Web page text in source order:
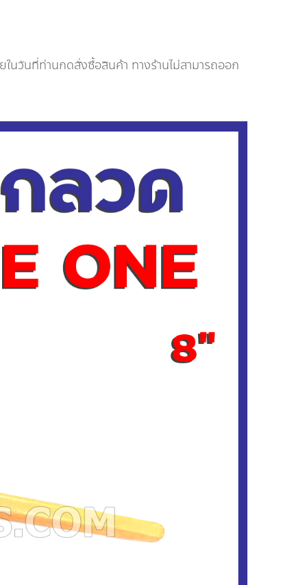
นวันที่ท่านกดสั่งซื้อสินค้า ทางร้านไม่สามารถออก